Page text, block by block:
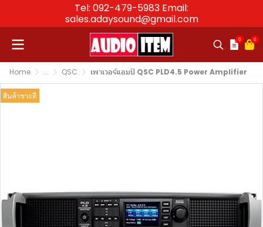
Tel: 092-479-5983 Email:
sales.adaysound@gmail.com
0 0
Home ... QSC เพาเวอร์แอมป์ QSC PLD4.5 Power Amplifier
สินค้าขายดี